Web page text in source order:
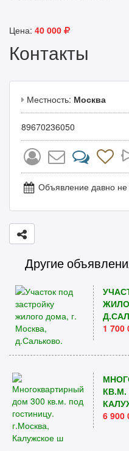
Цена: 40 000
Контакты
Местность: Москва
89670236050
Объявление давно не
Другие
1 700
6 900